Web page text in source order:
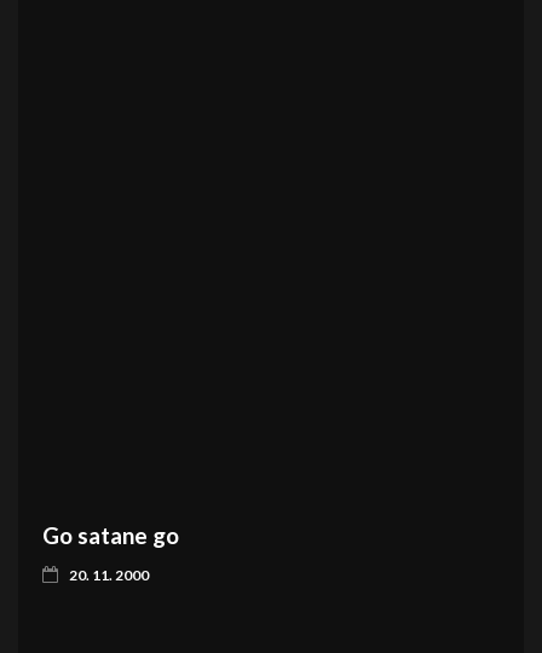
Go satane go
20. 11. 2000